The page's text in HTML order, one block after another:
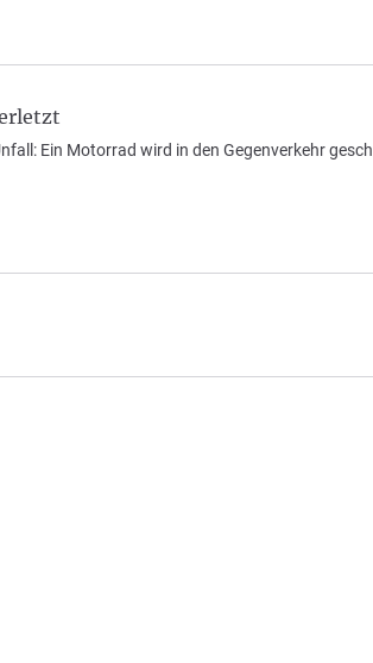
Ein Motorrad wird in den Gegenverkehr